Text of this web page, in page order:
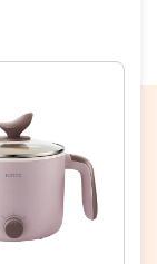
中，收到訂單
購日期，以訂
再另外發送簡訊